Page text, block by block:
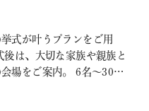
式が叶うプランをご用
は、大切な家族や親族と
場をご案内。 6名～30名
れるコンテンツ SPECIAL
た方限定のご来館特典 特